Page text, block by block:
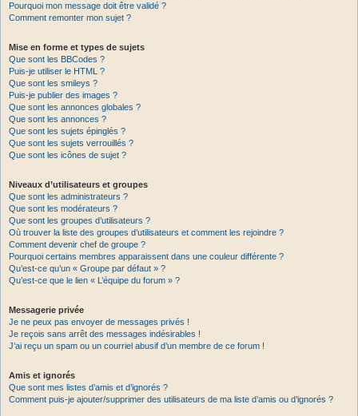
Pourquoi mon message doit être validé ?
Comment remonter mon sujet ?
Mise en forme et types de sujets
Que sont les BBCodes ?
Puis-je utiliser le HTML ?
Que sont les smileys ?
Puis-je publier des images ?
Que sont les annonces globales ?
Que sont les annonces ?
Que sont les sujets épinglés ?
Que sont les sujets verrouillés ?
Que sont les icônes de sujet ?
Niveaux d’utilisateurs et groupes
Que sont les administrateurs ?
Que sont les modérateurs ?
Que sont les groupes d’utilisateurs ?
Où trouver la liste des groupes d’utilisateurs et comment les rejoindre ?
Comment devenir chef de groupe ?
Pourquoi certains membres apparaissent dans une couleur différente ?
Qu’est-ce qu’un « Groupe par défaut » ?
Qu’est-ce que le lien « L’équipe du forum » ?
Messagerie privée
Je ne peux pas envoyer de messages privés !
Je reçois sans arrêt des messages indésirables !
J’ai reçu un spam ou un courriel abusif d’un membre de ce forum !
Amis et ignorés
Que sont mes listes d’amis et d’ignorés ?
Comment puis-je ajouter/supprimer des utilisateurs de ma liste d’amis ou d’ignorés ?